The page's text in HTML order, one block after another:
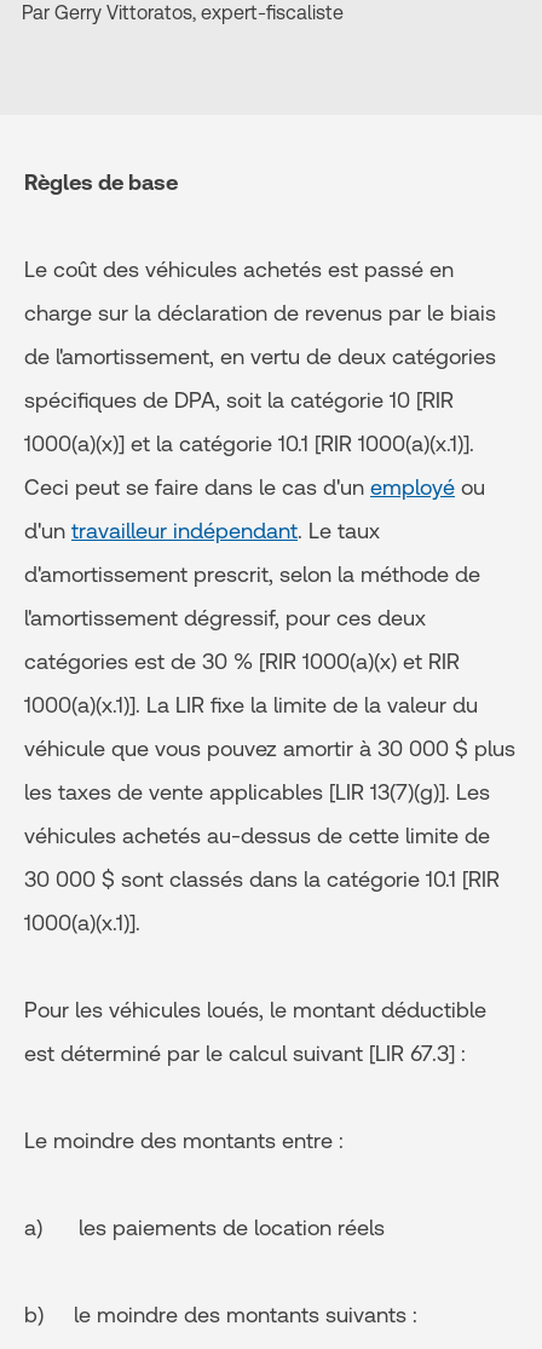
Par Gerry Vittoratos, expert-fiscaliste
Règles de base
Le coût des véhicules achetés est passé en
charge sur la déclaration de revenus par le biais
de l'amortissement, en vertu de deux catégories
spécifiques de DPA, soit la catégorie 10 [RIR
1000(a)(x)] et la catégorie 10.1 [RIR 1000(a)(x.1)].
Ceci peut se faire dans le cas d'un employé ou
d'un travailleur indépendant. Le taux
d'amortissement prescrit, selon la méthode de
l'amortissement dégressif, pour ces deux
catégories est de 30 % [RIR 1000(a)(x) et RIR
1000(a)(x.1)]. La LIR fixe la limite de la valeur du
véhicule que vous pouvez amortir à 30 000 $ plus
les taxes de vente applicables [LIR 13(7)(g)]. Les
véhicules achetés au-dessus de cette limite de
30 000 $ sont classés dans la catégorie 10.1 [RIR
1000(a)(x.1)].
Pour les véhicules loués, le montant déductible
est déterminé par le calcul suivant [LIR 67.3] :
Le moindre des montants entre :
a) les paiements de location réels
b) le moindre des montants suivants :